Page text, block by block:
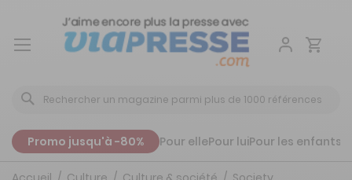
Aller
Promo jusqu'à -80% Pour ellePour luiPour les enfants